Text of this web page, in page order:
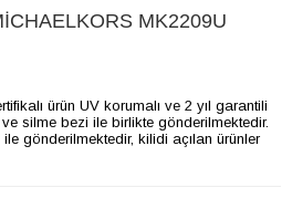
MK2209U
ürün UV korumalı ve 2 yıl garantili
silme bezi ile birlikte gönderilmektedir.
gönderilmektedir, kilidi açılan ürünler